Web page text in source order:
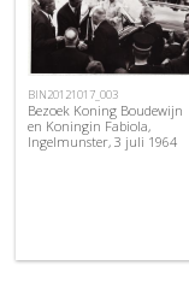
BIN20121017_003
Bezoek Koning Boudewijn
en Koningin Fabiola,
Ingelmunster, 3 juli 1964